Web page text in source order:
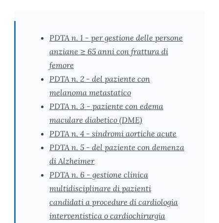
PDTA n. 1 - per gestione delle persone
anziane ≥ 65 anni con frattura di
femore
PDTA n. 2 - del paziente con
melanoma metastatico
PDTA n. 3 - paziente con edema
maculare diabetico (DME)
PDTA n. 4 - sindromi aortiche acute
PDTA n. 5 - del paziente con demenza
di Alzheimer
PDTA n. 6 - gestione clinica
multidisciplinare di pazienti
candidati a procedure di cardiologia
interventistica o cardiochirurgia